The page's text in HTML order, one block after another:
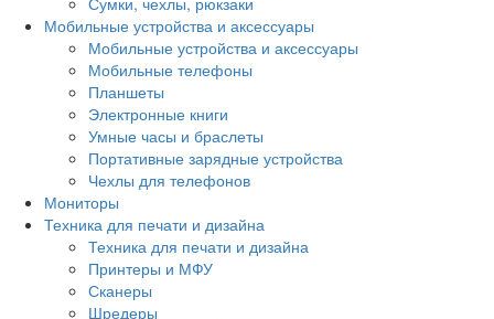
Мобильные устройства и аксессуары
Мобильные устройства и аксессуары
Мобильные телефоны
Планшеты
Электронные книги
Умные часы и браслеты
Портативные зарядные устройства
Чехлы для телефонов
Мониторы
Техника для печати и дизайна
Техника для печати и дизайна
Принтеры и МФУ
Сканеры
Шредеры